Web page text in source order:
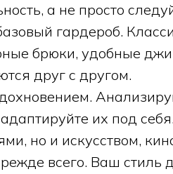
а не просто
гардероб.
брюки, удобные
друг с другом.
их под
но и искусством,
всего. Ваш стиль